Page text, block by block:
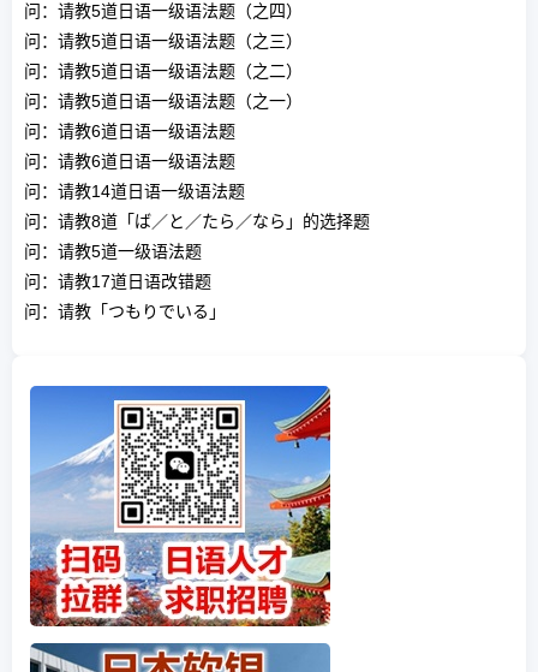
问：请教5道日语一级语法题（之四）
问：请教5道日语一级语法题（之三）
问：请教5道日语一级语法题（之二）
问：请教5道日语一级语法题（之一）
问：请教6道日语一级语法题
问：请教6道日语一级语法题
问：请教14道日语一级语法题
问：请教8道「ば／と／たら／なら」的选择题
问：请教5道一级语法题
问：请教17道日语改错题
问：请教「つもりでいる」